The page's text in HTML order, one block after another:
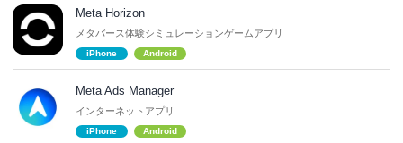
Meta Horizon
メタバース体験シミュレーションゲームアプリ
iPhone Android
Meta Ads Manager
インターネットアプリ
iPhone Android